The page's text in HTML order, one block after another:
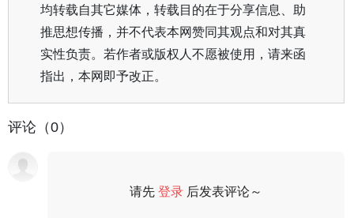
均转载自其它媒体，转载目的在于分享信息、助
推思想传播，并不代表本网赞同其观点和对其真
实性负责。若作者或版权人不愿被使用，请来函
指出，本网即予改正。
评论（0）
请先登录 后发表评论～